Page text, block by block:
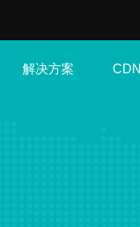
解决方案 CDN